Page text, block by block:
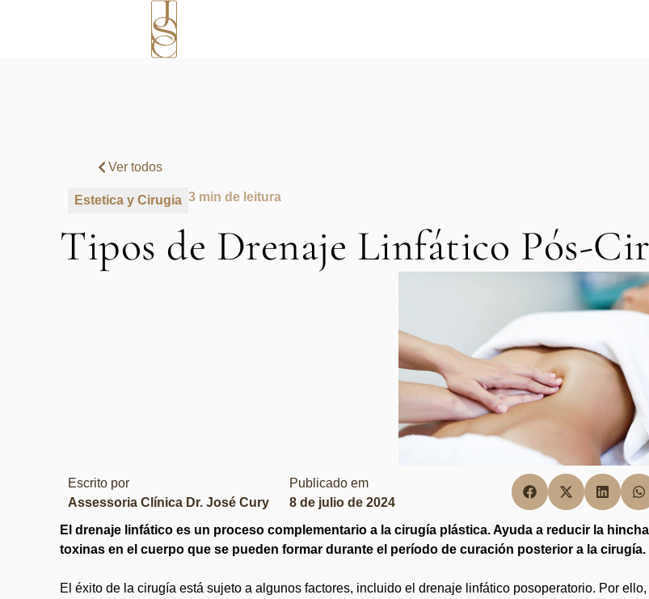
Ver todos
Estetica y Cirugia 3 min de leitura
Tipos de Drenaje Linfático Pós-
Escrito por
Assessoria Clínica Dr. José Cury
Publicado em
8 de julio de 2024
El drenaje linfático es un proceso complementario a la cirugía plástica. Ayuda a reducir la
toxinas en el cuerpo que se pueden formar durante el período de curación posterior a la cirugía.
El éxito de la cirugía está sujeto a algunos factores, incluido el drenaje linfático posoperatorio. Por